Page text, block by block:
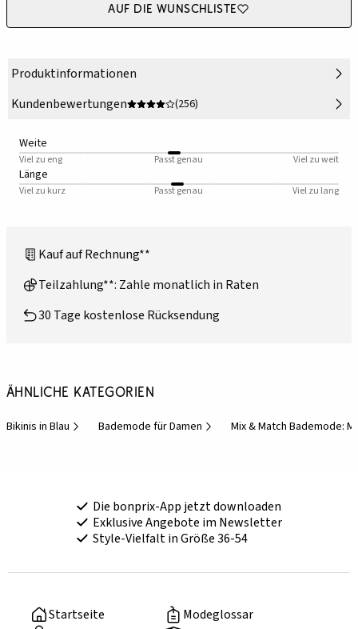
Auf die Wunschliste
Produktinformationen
Kundenbewertungen
(256)
Weite
Viel zu eng Passt genau Viel zu weit
Länge
Viel zu kurz Passt genau Viel zu lang
Kauf auf Rechnung**
Teilzahlung**: Zahle monatlich in Raten
30 Tage kostenlose Rücksendung
Ähnliche Kategorien
Bikinis in Blau Bademode für Damen Mix & Match Bademode:
Die bonprix-App jetzt downloaden
Exklusive Angebote im Newsletter
Style-Vielfalt in Größe 36-54
Startseite
Modeglossar